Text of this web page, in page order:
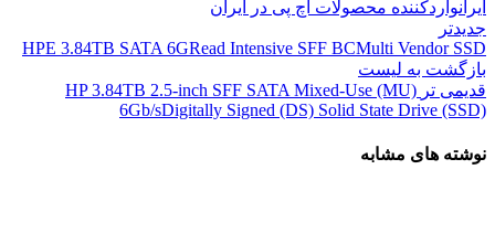
ایرانواردکننده محصولات اچ پی در ایران
جدیدتر
HPE 3.84TB SATA 6GRead Intensive SFF BCMulti Vendor SSD
بازگشت به لیست
قدیمی تر HP 3.84TB 2.5-inch SFF SATA Mixed-Use (MU)
6Gb/sDigitally Signed (DS) Solid State Drive (SSD)
نوشته های مشابه